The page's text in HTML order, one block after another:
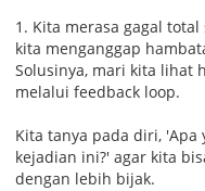
1. Kita merasa gagal
kita menganggap
Solusinya, mari kita lihat
melalui feedback loop.
Kita tanya pada diri,
kejadian ini?' agar kita
dengan lebih bijak.